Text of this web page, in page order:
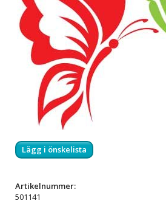
Lägg i önskelista
Artikelnummer:
501141